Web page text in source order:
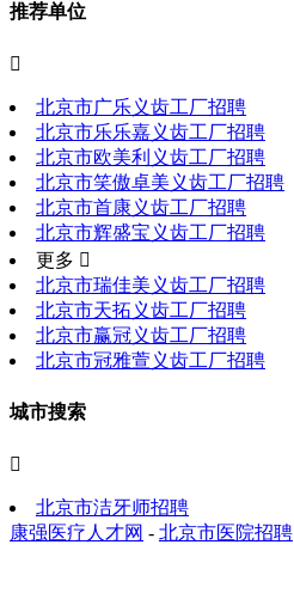
推荐单位

北京市广乐义齿工厂招聘
北京市乐乐嘉义齿工厂招聘
北京市欧美利义齿工厂招聘
北京市笑傲卓美义齿工厂招聘
北京市首康义齿工厂招聘
北京市辉盛宝义齿工厂招聘
更多 
北京市瑞佳美义齿工厂招聘
北京市天拓义齿工厂招聘
北京市赢冠义齿工厂招聘
北京市冠雅萱义齿工厂招聘
城市搜索

北京市洁牙师招聘
康强医疗人才网 - 北京市医院招聘